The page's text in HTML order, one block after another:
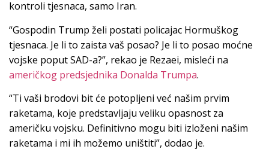
kontroli tjesnaca, samo Iran.
“Gospodin Trump želi postati policajac Hormuškog
tjesnaca. Je li to zaista vaš posao? Je li to posao moćne
vojske poput SAD-a?”, rekao je Rezaei, misleći na
američkog predsjednika Donalda Trumpa.
“Ti vaši brodovi bit će potopljeni već našim prvim
raketama, koje predstavljaju veliku opasnost za
američku vojsku. Definitivno mogu biti izloženi našim
raketama i mi ih možemo uništiti”, dodao je.